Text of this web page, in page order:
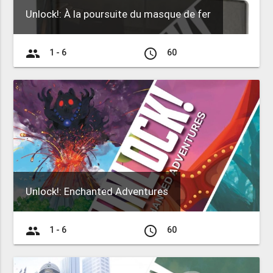
Unlock!: À la poursuite du masque de fer
group 1 - 6 access_time 60
Unlock!: Enchanted Adventures
group 1 - 6 access_time 60